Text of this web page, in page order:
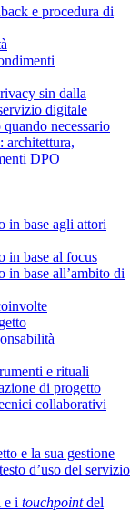
e procedura di
sin dalla
digitale
necessario
architettura,
DPO
in base agli attori
in base al focus
in base all’ambito di
e rituali
di progetto
collaborativi
e la sua gestione
d’uso del servizio
e i touchpointdel